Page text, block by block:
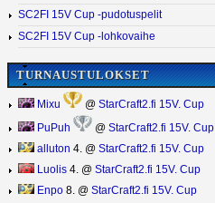
SC2FI 15V Cup -pudotuspelit
SC2FI 15V Cup -lohkovaihe
TURNAUSTULOKSET
Mixu @ StarCraft2.fi 15V. Cup
PuPuh @ StarCraft2.fi 15V. Cup
alluton 4. @ StarCraft2.fi 15V. Cup
Luolis 4. @ StarCraft2.fi 15V. Cup
Enpo 8. @ StarCraft2.fi 15V. Cup